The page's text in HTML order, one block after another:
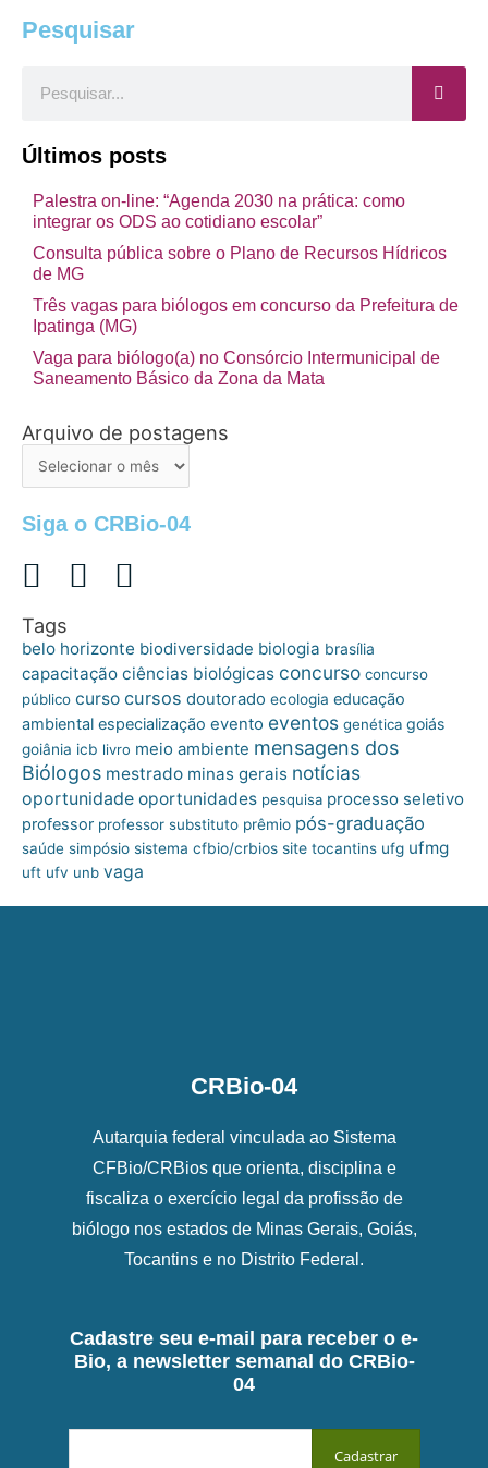
Pesquisar
Últimos posts
Palestra on-line: “Agenda 2030 na prática: como
integrar os ODS ao cotidiano escolar”
Consulta pública sobre o Plano de Recursos Hídricos
de MG
Três vagas para biólogos em concurso da Prefeitura de
Ipatinga (MG)
Vaga para biólogo(a) no Consórcio Intermunicipal de
Saneamento Básico da Zona da Mata
Arquivo de postagens
Arquivo
Siga o CRBio-04
Tags
belo horizonte biodiversidade biologia brasília
capacitação ciências biológicas concurso concurso
público curso cursos doutorado ecologia educação
ambiental especialização evento eventos genética goiás
goiânia icb livro meio ambiente mensagens dos
Biólogos mestrado minas gerais notícias
oportunidade oportunidades pesquisa processo seletivo
professor professor substituto prêmio pós-graduação
saúde simpósio sistema cfbio/crbios site tocantins ufg ufmg
uft ufv unb vaga
CRBio-04
Autarquia federal vinculada ao Sistema
CFBio/CRBios que orienta, disciplina e
fiscaliza o exercício legal da profissão de
biólogo nos estados de Minas Gerais, Goiás,
Tocantins e no Distrito Federal.
Cadastre seu e-mail para receber o e-
Bio, a newsletter semanal do CRBio-
04